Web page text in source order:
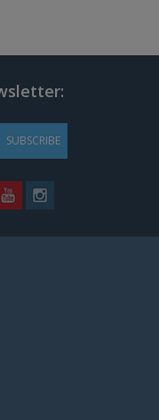
SUBSCRIBE